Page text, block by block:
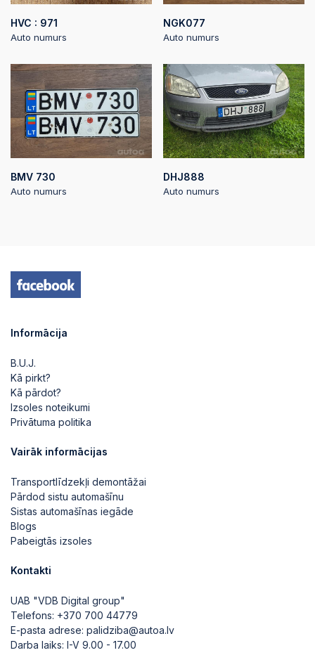
HVC : 971
Auto numurs
NGK077
Auto numurs
BMV 730
Auto numurs
DHJ888
Auto numurs
Informācija
B.U.J.
Kā pirkt?
Kā pārdot?
Izsoles noteikumi
Privātuma politika
Vairāk informācijas
Transportlīdzekļi demontāžai
Pārdod sistu automašīnu
Sistas automašīnas iegāde
Blogs
Pabeigtās izsoles
Kontakti
UAB "VDB Digital group"
Telefons: +370 700 44779
E-pasta adrese: palidziba@autoa.lv
Darba laiks: I-V 9.00 - 17.00